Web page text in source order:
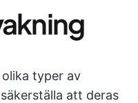
typer av
att deras